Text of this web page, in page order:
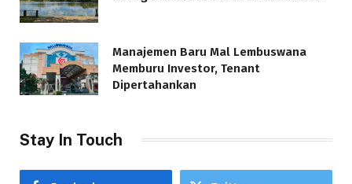
Manajemen Baru Mal Lembuswana
Memburu Investor, Tenant
Dipertahankan
Stay In Touch